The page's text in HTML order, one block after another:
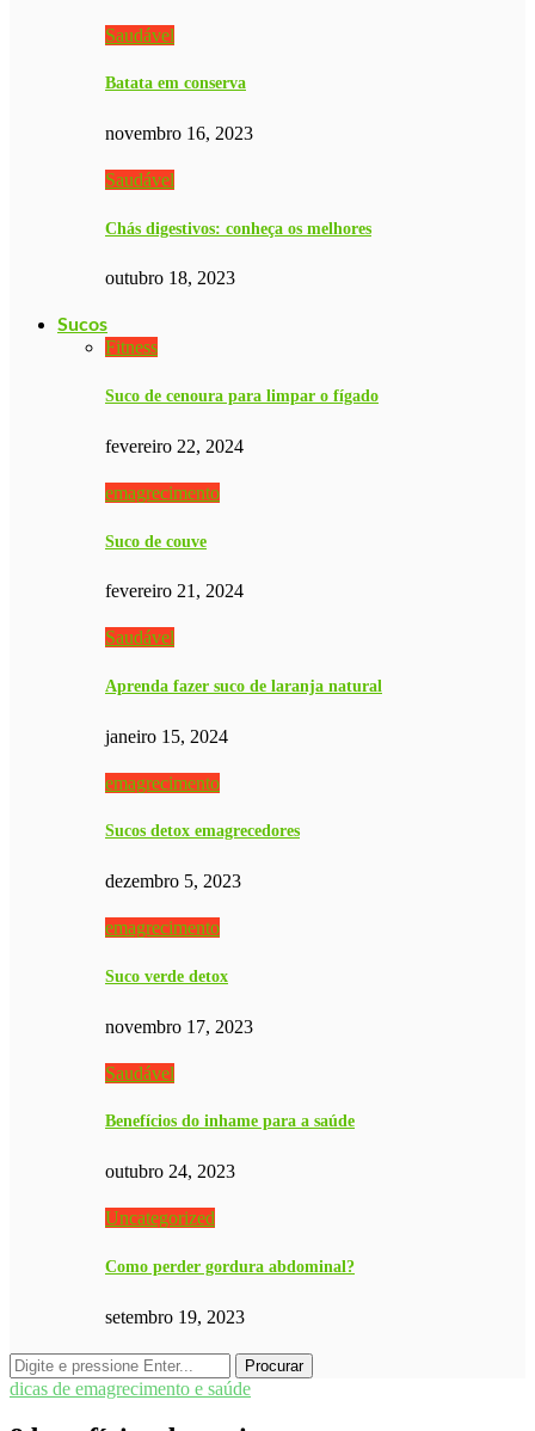
Saudável
Batata em conserva
novembro 16, 2023
Saudável
Chás digestivos: conheça os melhores
outubro 18, 2023
Sucos
Fitness
Suco de cenoura para limpar o fígado
fevereiro 22, 2024
emagrecimento
Suco de couve
fevereiro 21, 2024
Saudável
Aprenda fazer suco de laranja natural
janeiro 15, 2024
emagrecimento
Sucos detox emagrecedores
dezembro 5, 2023
emagrecimento
Suco verde detox
novembro 17, 2023
Saudável
Benefícios do inhame para a saúde
outubro 24, 2023
Uncategorized
Como perder gordura abdominal?
setembro 19, 2023
dicas de emagrecimento e saúde